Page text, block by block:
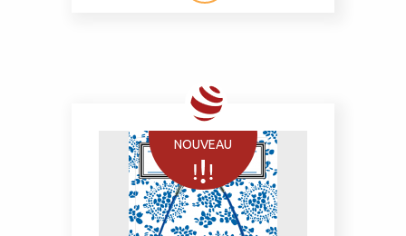
NOUVEAU